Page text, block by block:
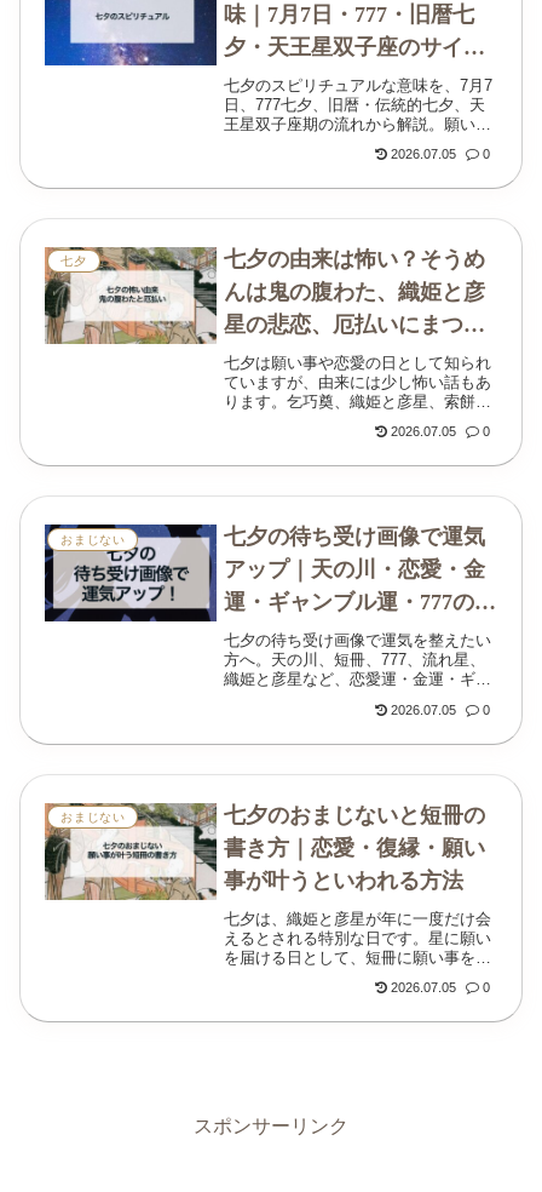
味｜7月7日・777・旧暦七
夕・天王星双子座のサイン
願い事が叶う日の過ごし方
｜2026年七夕のスピリチュ
七夕のスピリチュアルな意味を、7月7
日、777七夕、旧暦・伝統的七夕、天
王星双子座期の流れから解説。願い
七夕にするといいことも紹介します。
2026.07.05 0
七夕
七夕の由来は怖い？そうめ
んは鬼の腹わた、織姫と彦
星の悲恋、厄払いにまつわ
る本当の意味
七夕は願い事や恋愛の日として知られ
ていますが、由来には少し怖い話もあ
ります。乞巧奠、織姫と彦星、索餅と
2026.07.05 0
おまじない
七夕の待ち受け画像で運気
アップ｜天の川・恋愛・金
運・ギャンブル運・777の効
果
七夕の待ち受け画像で運気を整えたい
方へ。天の川、短冊、777、流れ星、
織姫と彦星など、恋愛運・金運・ギャ
と使い方を紹介します。2026.07.05 0
おまじない
七夕のおまじないと短冊の
書き方｜恋愛・復縁・願い
事が叶うといわれる方法
七夕は、織姫と彦星が年に一度だけ会
えるとされる特別な日です。星に願い
を届ける日として、短冊に願い事を書
をしたりする方も多いでしょう。七夕
2026.07.05 0
スポンサーリンク